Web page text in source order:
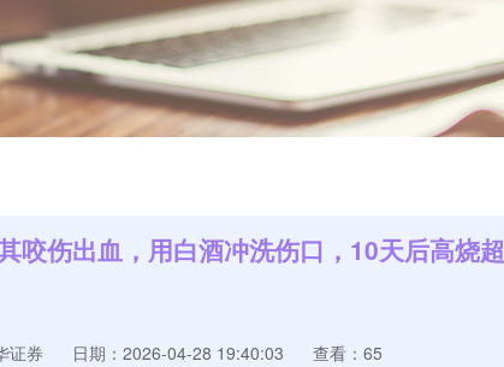
咬伤出血，用白酒冲洗伤口，10天后高烧超
证券 日期：2026-04-28 19:40:03 查看：65